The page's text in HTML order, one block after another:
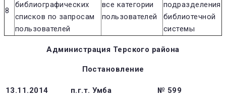
8
библиографических
списков по запросам
пользователей
все категории
пользователей
подразделения
библиотечной
системы
Администрация Терского района
Постановление
13.11.2014 п.г.т. Умба № 599